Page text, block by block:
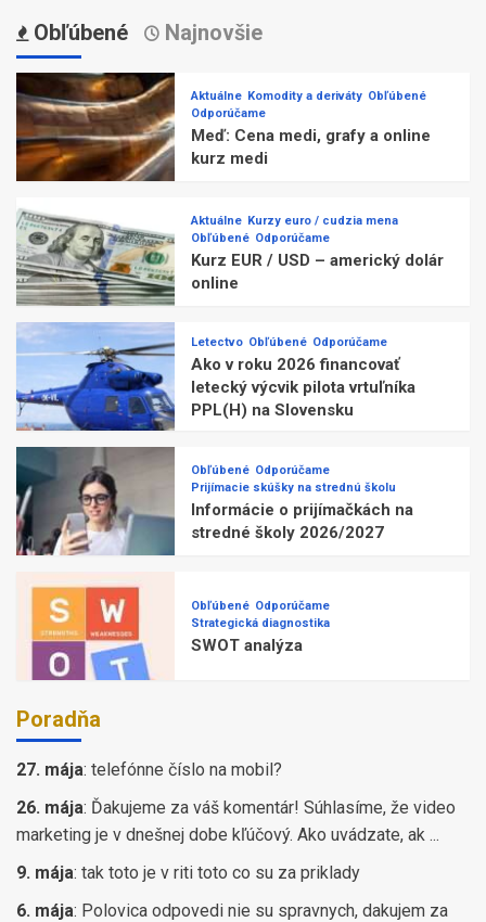
Obľúbené Najnovšie
Aktuálne Komodity a deriváty Obľúbené
Odporúčame
Meď: Cena medi, grafy a online
kurz medi
Aktuálne Kurzy euro / cudzia mena
Obľúbené Odporúčame
Kurz EUR / USD – americký dolár
online
Letectvo Obľúbené Odporúčame
Ako v roku 2026 financovať
letecký výcvik pilota vrtuľníka
PPL(H) na Slovensku
Obľúbené Odporúčame
Prijímacie skúšky na strednú školu
Informácie o prijímačkách na
stredné školy 2026/2027
Obľúbené Odporúčame
Strategická diagnostika
SWOT analýza
Poradňa
27. mája: telefónne číslo na mobil?
26. mája: Ďakujeme za váš komentár! Súhlasíme, že video
marketing je v dnešnej dobe kľúčový. Ako uvádzate, ak ...
9. mája: tak toto je v riti toto co su za priklady
6. mája: Polovica odpovedi nie su spravnych, dakujem za